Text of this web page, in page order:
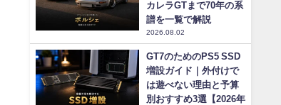
カレラGTまで70年の系
譜を一覧で解説
2026.08.02
GT7のためのPS5 SSD
増設ガイド｜外付けで
は遊べない理由と予算
別おすすめ3選【2026年